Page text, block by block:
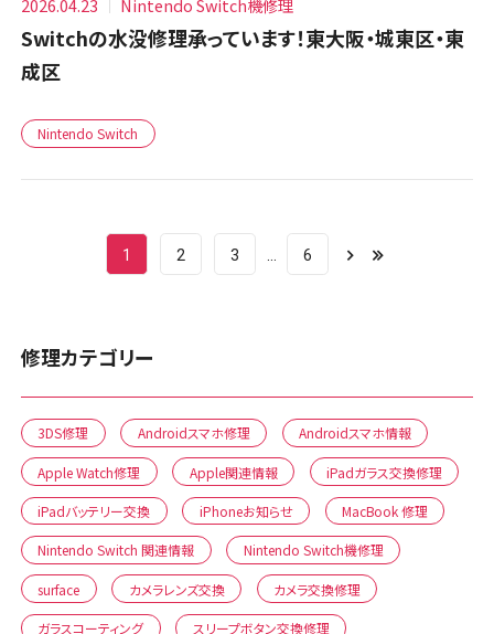
2026.04.23 Nintendo Switch機修理
Switchの水没修理承っています！東大阪・城東区・東
成区
Nintendo Switch
1 2 3 6
修理カテゴリー
3DS修理 Androidスマホ修理 Androidスマホ情報
Apple Watch修理 Apple関連情報 iPadガラス交換修理
iPadバッテリー交換 iPhoneお知らせ MacBook 修理
Nintendo Switch 関連情報 Nintendo Switch機修理
surface カメラレンズ交換 カメラ交換修理
ガラスコーティング スリープボタン交換修理